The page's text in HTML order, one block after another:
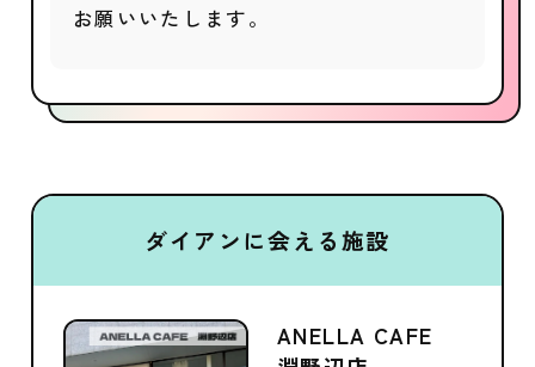
お願いいたします。
ダイアンに会える施設
ANELLA CAFE